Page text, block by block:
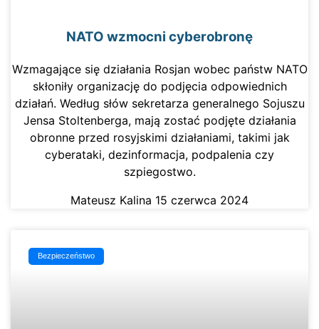
NATO wzmocni cyberobronę
Wzmagające się działania Rosjan wobec państw NATO
skłoniły organizację do podjęcia odpowiednich
działań. Według słów sekretarza generalnego Sojuszu
Jensa Stoltenberga, mają zostać podjęte działania
obronne przed rosyjskimi działaniami, takimi jak
cyberataki, dezinformacja, podpalenia czy
szpiegostwo.
Mateusz Kalina 15 czerwca 2024
Bezpieczeństwo